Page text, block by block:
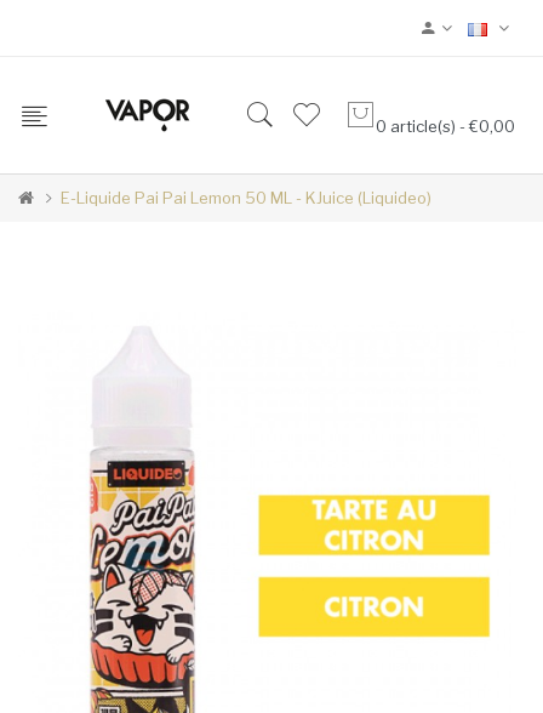
0 article(s) - €0,00
E-Liquide Pai Pai Lemon 50 ML - KJuice (Liquideo)